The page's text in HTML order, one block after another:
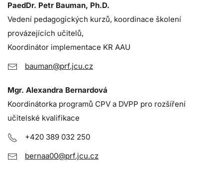
PaedDr. Petr Bauman, Ph.D.
Vedení pedagogických kurzů, koordinace školení
provázejících učitelů,
Koordinátor implementace KR AAU
bauman@prf.jcu.cz
Mgr. Alexandra Bernardová
Koordinátorka programů CPV a DVPP pro rozšíření
učitelské kvalifikace
+420 389 032 250
bernaa00@prf.jcu.cz